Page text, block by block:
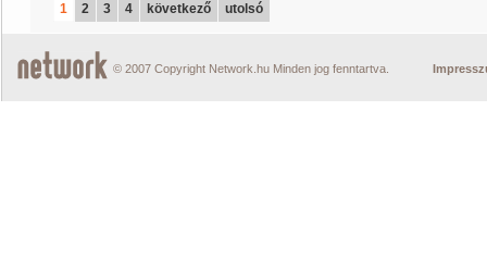
1 2 3 4 következő utolsó
© 2007 Copyright Network.hu Minden jog fenntartva.